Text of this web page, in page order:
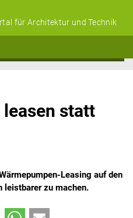
für Architektur und Technik
statt
Leasing auf den
leistbarer zu machen.